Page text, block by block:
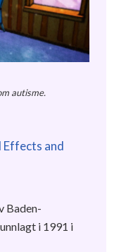
autisme.
and
Baden-
i 1991 i